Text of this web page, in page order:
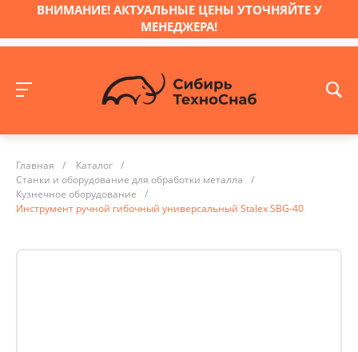
ВНИМАНИЕ! АКТУАЛЬНЫЕ ЦЕНЫ УТОЧНЯЙТЕ У
МЕНЕДЖЕРА!
Главная / Каталог /
Станки и оборудование для обработки металла
/
Кузнечное оборудование
/
Инструмент ручной гибочный универсальный Stalex SBG-40